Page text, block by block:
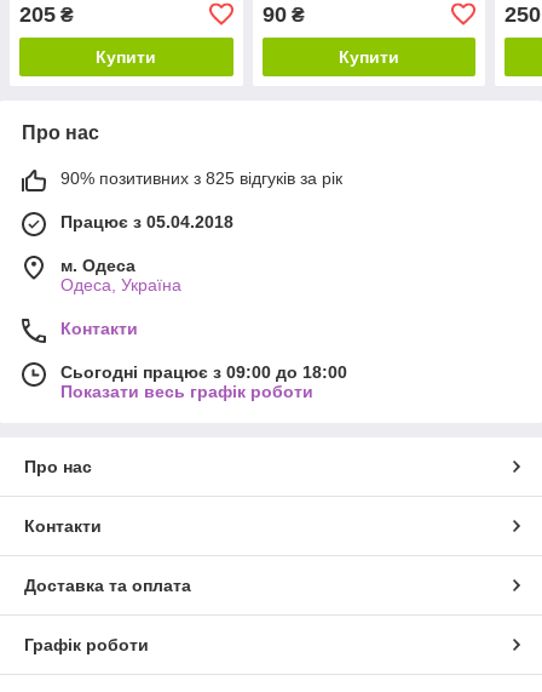
205 ₴
Купити
90₴
Купити
250
Про нас
90% позитивних з 825 відгуків за рік
Працює з 05.04.2018
м. Одеса
Одеса, Україна
Контакти
Сьогодні працює з 09:00 до 18:00
Показати весь графік роботи
Про нас
Контакти
Доставка та оплата
Графік роботи